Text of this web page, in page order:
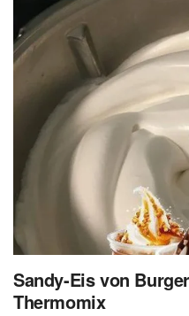
Sandy-Eis von
Thermomix